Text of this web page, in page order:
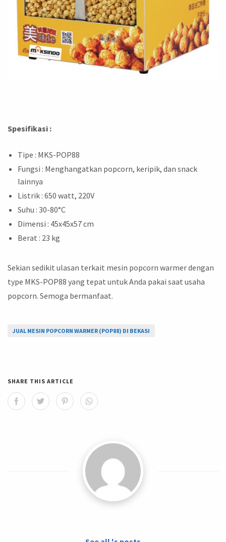
Spesifikasi :
Tipe : MKS-POP88
Fungsi : Menghangatkan popcorn, keripik, dan snack
lainnya
Listrik : 650 watt, 220V
Suhu : 30-80°C
Dimensi : 45x45x57 cm
Berat : 23 kg
Sekian sedikit ulasan terkait mesin popcorn warmer dengan
type MKS-POP88 yang tepat untuk Anda pakai saat usaha
popcorn. Semoga bermanfaat.
JUAL MESIN POPCORN WARMER (POP88) DI BEKASI
SHARE THIS ARTICLE